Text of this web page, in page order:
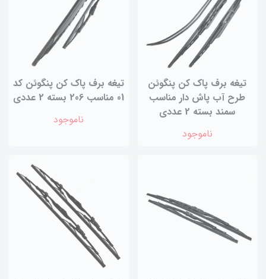
تیغه برف پاک کن پنگوئن
طرح آب پاش دار مناسب
سمند بسته 2 عددی
ناموجود
تیغه برف پاک کن پنگوئن کد
01 مناسب 206 بسته 2 عددی
ناموجود